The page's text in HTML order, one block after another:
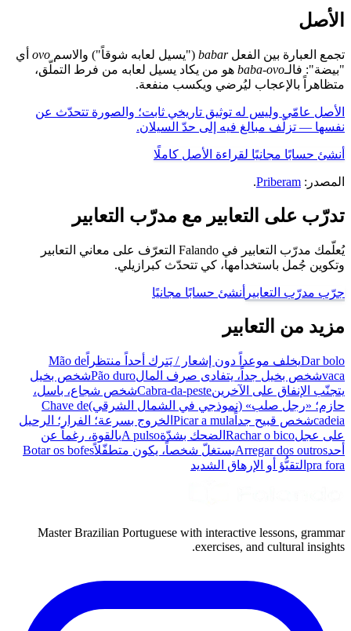
الأصل
تجمع العبارة بين الفعلbabar ("يسيل لعابه شوقاً") والاسم ovo أي
"بيضة": فالـbaba-ovo هو من يكاد يسيل لعابه من فرط التملّق،
متظاهراً بالإعجاب ليُرضي ويكسب منفعة.
الأصل عامّي وليس له توثيق تاريخي ثابت؛ والصورة تتحدّث عن
نفسها — تزلّف مبالغ فيه إلى حدّ السيلان.
أنشئ حسابًا مجانيًا لقراءة الأصل كاملًا
المصدر: Priberam
.
تدرّب على التعابير مع مدرّب التعابير
يُعلّمك مدرّب التعابير في Falando التعرّف على معاني التعابير
وتكوين جُمل باستخدامها، كي تتحدّث كبرازيلي.
جرّب مدرّب التعابير أنشئ حسابًا مجانيًا
مزيد من التعابير
Dar boloيخلف موعداً دون إشعار / يَترك أحداً منتظراً Mão de
vacaشخص بخيل جداً، يتفادى صرف المالPão duroشخص بخيل
يتجنّب الإنفاق على الآخرينCabra-da-pesteشخص شجاع، باسل،
حازم؛ «رجل صلب» (نموذجي في الشمال الشرقي)Chave de
cadeiaشخص قبيح جداً Picar a mula الخروج بسرعة؛ الفرار؛ الرحيل
على عجلRachar o bico الضحك بشدّةA pulsoبالقوة، رغماً عن
أحدArregar dos outrosيستغلّ شخصاً، يكون متطفّلاًBotar os bofes
pra fora التقيُّؤ أو الإرهاق الشديد
Master Brazilian Portuguese with interactive lessons, grammar
exercises, and cultural insights.